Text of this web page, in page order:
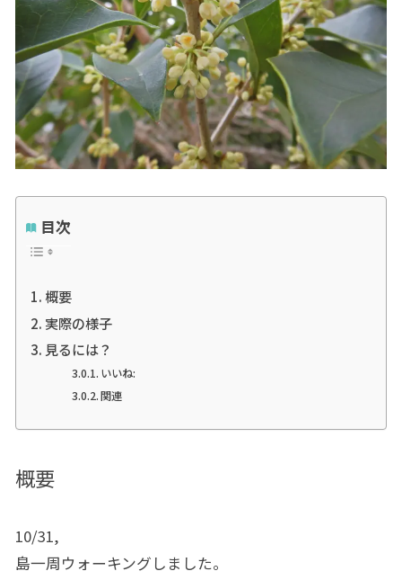
目次
概要
実際の様子
見るには？
いいね:
関連
概要
10/31,
島一周ウォーキングしました。